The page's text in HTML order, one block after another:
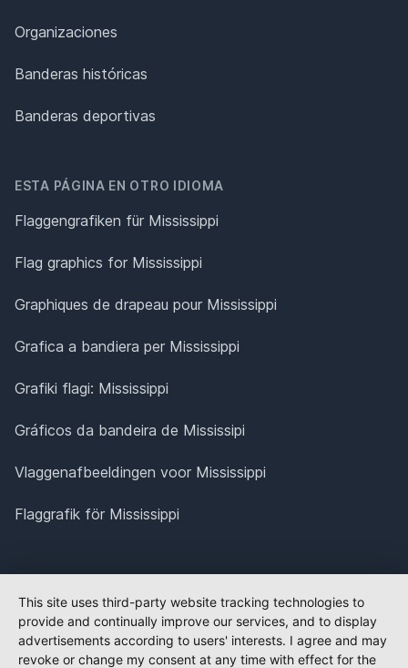
Organizaciones
Banderas históricas
Banderas deportivas
ESTA PÁGINA EN OTRO IDIOMA
Flaggengrafiken für Mississippi
Flag graphics for Mississippi
Graphiques de drapeau pour Mississippi
Grafica a bandiera per Mississippi
Grafiki flagi: Mississippi
Gráficos da bandeira de Mississipi
Vlaggenafbeeldingen voor Mississippi
Flaggrafik för Mississippi
This site uses third-party website tracking technologies to
provide and continually improve our services, and to display
advertisements according to users' interests. I agree and may
revoke or change my consent at any time with effect for the